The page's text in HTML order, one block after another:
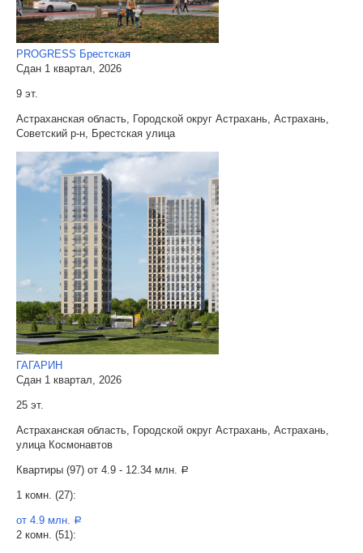
PROGRESS Брестская
Сдан 1 квартал, 2026
9 эт.
Астраханская область, Городской округ Астрахань, Астрахань,
Советский р-н, Брестская улица
ГАГАРИН
Сдан 1 квартал, 2026
25 эт.
Астраханская область, Городской округ Астрахань, Астрахань,
улица Космонавтов
Квартиры (97) от 4.9 - 12.34 млн. a
1 комн. (27):
от 4.9 млн. a
2 комн. (51):